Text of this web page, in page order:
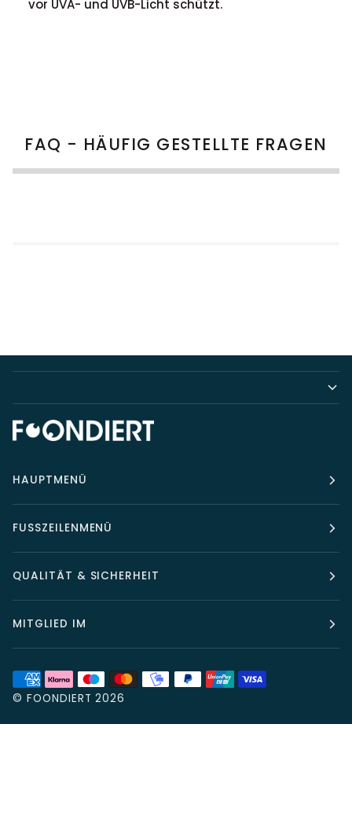
vor UVA- und UVB-Licht schützt.
FAQ - HÄUFIG GESTELLTE FRAGEN
HAUPTMENÜ
FUSSZEILENMENÜ
QUALITÄT & SICHERHEIT
MITGLIED IM
© FOONDIERT 2026